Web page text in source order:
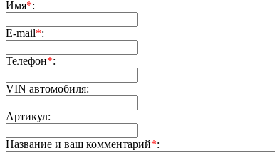
Имя*:
E-mail*:
Телефон*:
VIN автомобиля:
Артикул:
Название и ваш комментарий*: